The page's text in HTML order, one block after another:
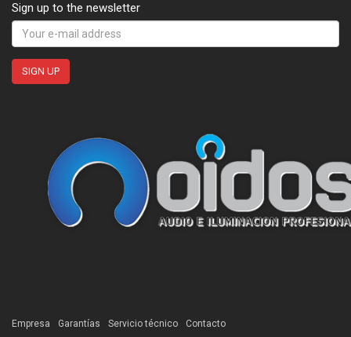
Sign up to the newsletter
Empresa Garantías Servicio técnico Contacto